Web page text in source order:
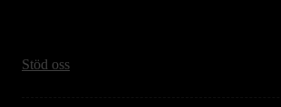
Stöd oss